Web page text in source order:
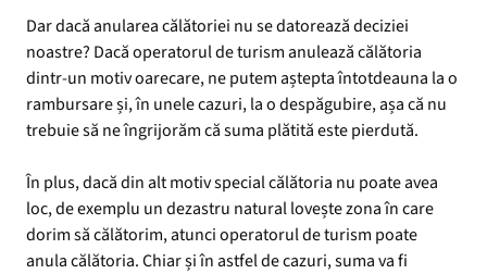
Dar dacă anularea călătoriei nu se datorează deciziei
noastre? Dacă operatorul de turism anulează călătoria
dintr-un motiv oarecare, ne putem aștepta întotdeauna la o
rambursare și, în unele cazuri, la o despăgubire, așa că nu
trebuie să ne îngrijorăm că suma plătită este pierdută.
În plus, dacă din alt motiv special călătoria nu poate avea
loc, de exemplu un dezastru natural lovește zona în care
dorim să călătorim, atunci operatorul de turism poate
anula călătoria. Chiar și în astfel de cazuri, suma va fi